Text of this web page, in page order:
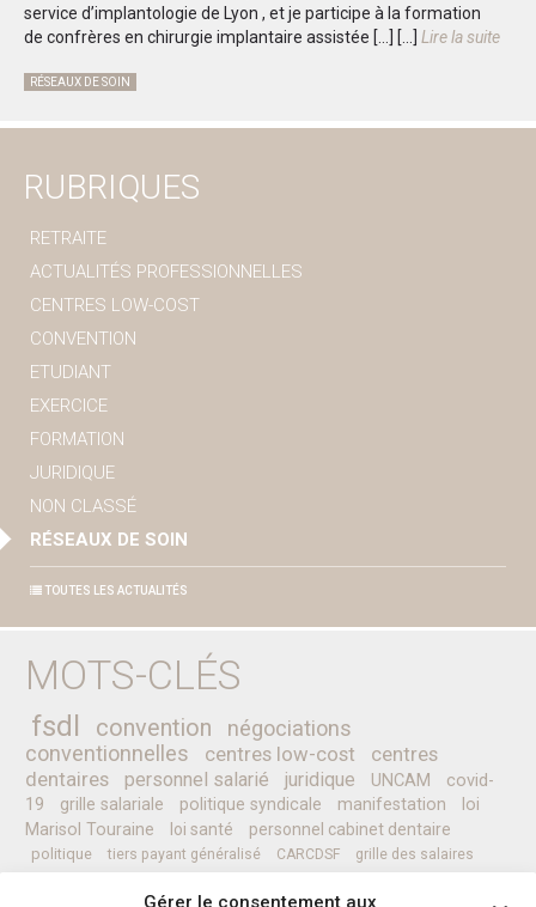
Gérer le consentement aux
service d’implantologie de Lyon , et je participe à la formation
de confrères en chirurgie implantaire assistée […]
[...] Lire la suite
RÉSEAUX DE SOIN
RUBRIQUES
RETRAITE
ACTUALITÉS PROFESSIONNELLES
CENTRES LOW-COST
CONVENTION
ETUDIANT
EXERCICE
FORMATION
JURIDIQUE
NON CLASSÉ
RÉSEAUX DE SOIN
TOUTES LES ACTUALITÉS
MOTS-CLÉS
fsdl convention
négociations
conventionnelles
centres low-cost
centres
dentaires
personnel salarié juridique UNCAM
covid-
19
grille salariale politique syndicale manifestation
loi
Marisol Touraine
loi santé personnel cabinet dentaire
politique tiers payant généralisé CARCDSF
grille des salaires